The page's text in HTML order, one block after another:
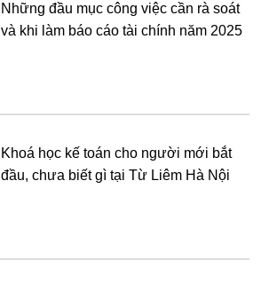
Những đầu mục công việc cần rà soát
và khi làm báo cáo tài chính năm 2025
Khoá học kế toán cho người mới bắt
đầu, chưa biết gì tại Từ Liêm Hà Nội